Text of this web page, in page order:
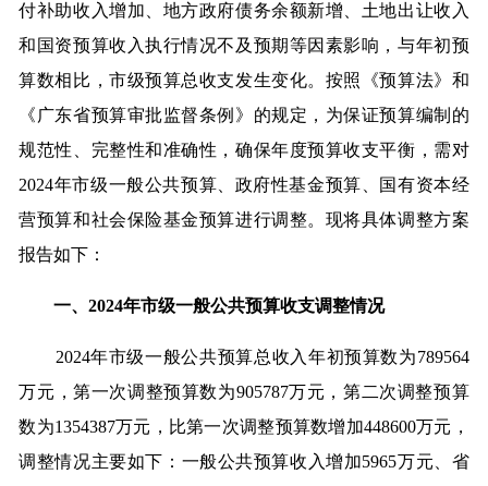
付补助收入增加、地方政府债务余额新增、土地出让收入
和国资预算收入执行情况不及预期等因素影响，与年初预
算数相比，市级预算总收支发生变化。按照《预算法》和
《广东省预算审批监督条例》的规定，为保证预算编制的
规范性、完整性和准确性，确保年度预算收支平衡，需对
2024年市级一般公共预算、政府性基金预算、国有资本经
营预算和社会保险基金预算进行调整。现将具体调整方案
报告如下：
一、2024年市级一般公共预算收支调整情况
2024年市级一般公共预算总收入年初预算数为789564
万元，第一次调整预算数为905787万元，第二次调整预算
数为1354387万元，比第一次调整预算数增加448600万元，
调整情况主要如下：一般公共预算收入增加5965万元、省